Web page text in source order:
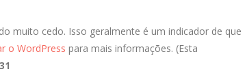
muito cedo. Isso geralmente é um indicador de que
o WordPress para mais informações. (Esta